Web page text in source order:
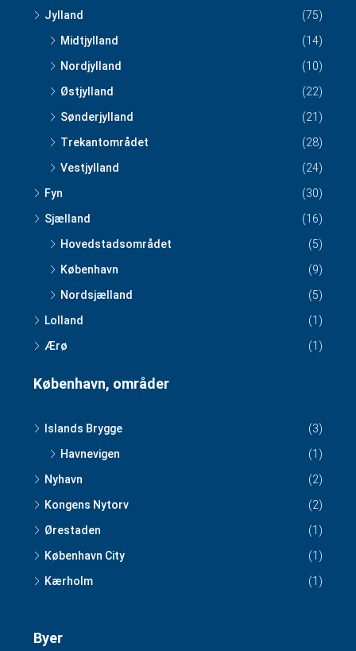
Jylland
(75)
Midtjylland
(14)
Nordjylland
(10)
Østjylland
(22)
Sønderjylland
(21)
Trekantområdet
(28)
Vestjylland
(24)
Fyn
(30)
Sjælland
(16)
Hovedstadsområdet
(5)
København
(9)
Nordsjælland
(5)
Lolland
(1)
Ærø
(1)
København, områder
Islands Brygge
(3)
Havnevigen
(1)
Nyhavn
(2)
Kongens Nytorv
(2)
Ørestaden
(1)
København City
(1)
Kærholm
(1)
Byer